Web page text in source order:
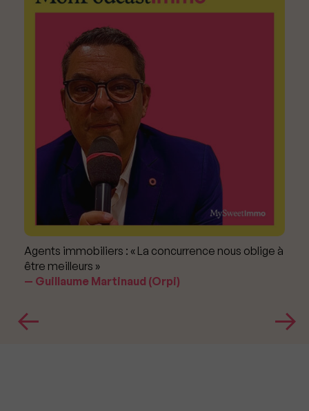
Agents immobiliers : « La concurrence nous oblige à
être meilleurs »
Guillaume Martinaud (Orpi)